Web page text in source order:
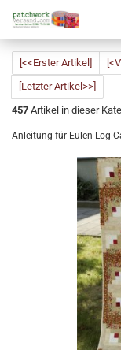
[<<Erster Artikel]
[Letzter Artikel>>]
457 Artikel in dieser
Anleitung für Eulen-Log-